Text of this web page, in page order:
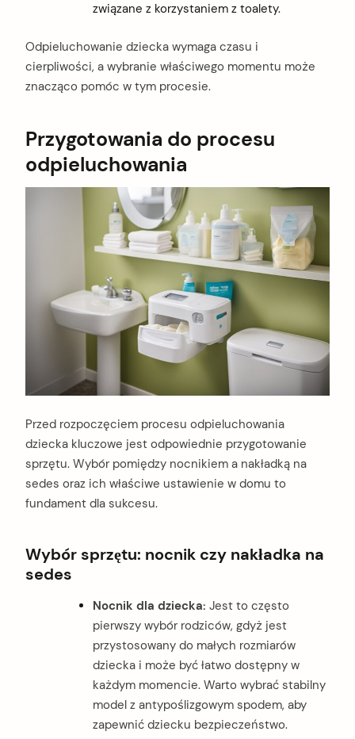
związane z korzystaniem z toalety.
Odpieluchowanie dziecka wymaga czasu i
cierpliwości, a wybranie właściwego momentu może
znacząco pomóc w tym procesie.
Przygotowania do procesu
odpieluchowania
Przed rozpoczęciem procesu odpieluchowania
dziecka kluczowe jest odpowiednie przygotowanie
sprzętu. Wybór pomiędzy nocnikiem a nakładką na
sedes oraz ich właściwe ustawienie w domu to
fundament dla sukcesu.
Wybór sprzętu: nocnik czy nakładka na
sedes
Nocnik dla dziecka: Jest to często
pierwszy wybór rodziców, gdyż jest
przystosowany do małych rozmiarów
dziecka i może być łatwo dostępny w
każdym momencie. Warto wybrać stabilny
model z antypoślizgowym spodem, aby
zapewnić dziecku bezpieczeństwo.